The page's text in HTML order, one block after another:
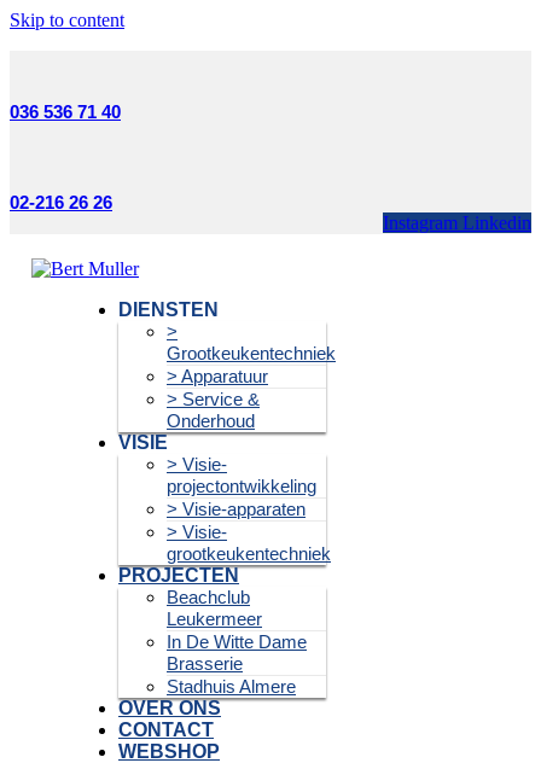
Skip to content
036 536 71 40
02-216 26 26
Instagram Linkedin
DIENSTEN
>
Grootkeukentechniek
> Apparatuur
> Service &
Onderhoud
VISIE
> Visie-
projectontwikkeling
> Visie-apparaten
> Visie-
grootkeukentechniek
PROJECTEN
Beachclub
Leukermeer
In De Witte Dame
Brasserie
Stadhuis Almere
OVER ONS
CONTACT
WEBSHOP